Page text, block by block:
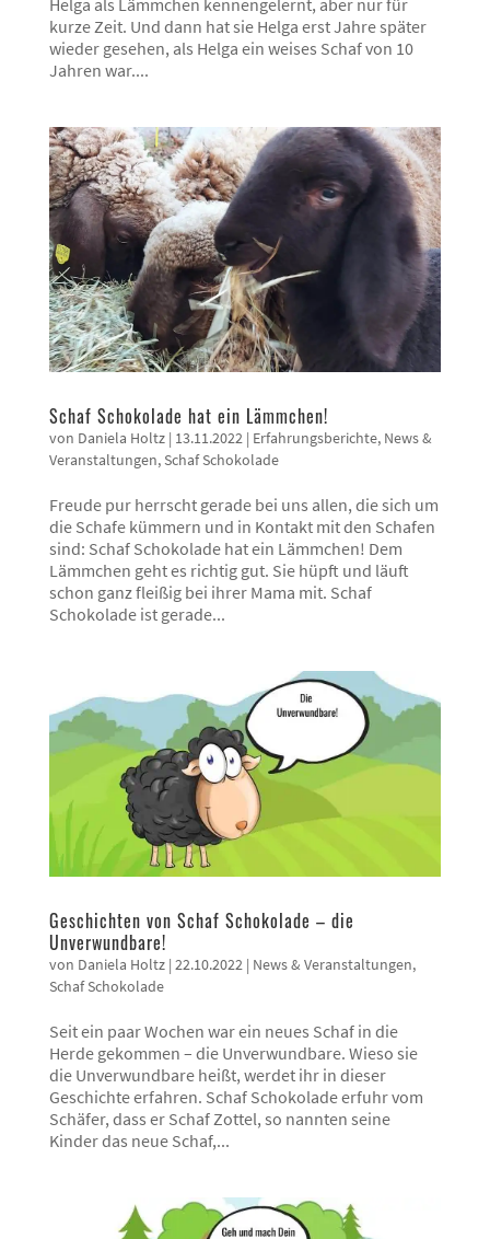
Helga als Lämmchen kennengelernt, aber nur für
kurze Zeit. Und dann hat sie Helga erst Jahre später
wieder gesehen, als Helga ein weises Schaf von 10
Jahren war....
Schaf Schokolade hat ein Lämmchen!
von Daniela Holtz| 13.11.2022| Erfahrungsberichte, News &
Veranstaltungen,Schaf Schokolade
Freude pur herrscht gerade bei uns allen, die sich um
die Schafe kümmern und in Kontakt mit den Schafen
sind: Schaf Schokolade hat ein Lämmchen! Dem
Lämmchen geht es richtig gut. Sie hüpft und läuft
schon ganz fleißig bei ihrer Mama mit. Schaf
Schokolade ist gerade...
Geschichten von Schaf Schokolade – die
Unverwundbare!
von Daniela Holtz| 22.10.2022| News & Veranstaltungen,
Schaf Schokolade
Seit ein paar Wochen war ein neues Schaf in die
Herde gekommen – die Unverwundbare. Wieso sie
die Unverwundbare heißt, werdet ihr in dieser
Geschichte erfahren. Schaf Schokolade erfuhr vom
Schäfer, dass er Schaf Zottel, so nannten seine
Kinder das neue Schaf,...